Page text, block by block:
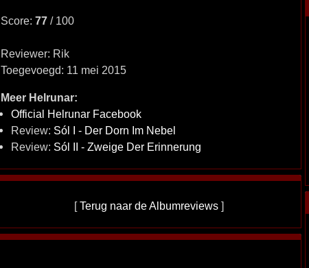
Score: 77/ 100
Reviewer: Rik
Toegevoegd: 11 mei 2015
Meer Helrunar:
Official Helrunar Facebook
Review: Sól I - Der Dorn Im Nebel
Review: Sól II - Zweige Der Erinnerung
[Terug naar de Albumreviews ]